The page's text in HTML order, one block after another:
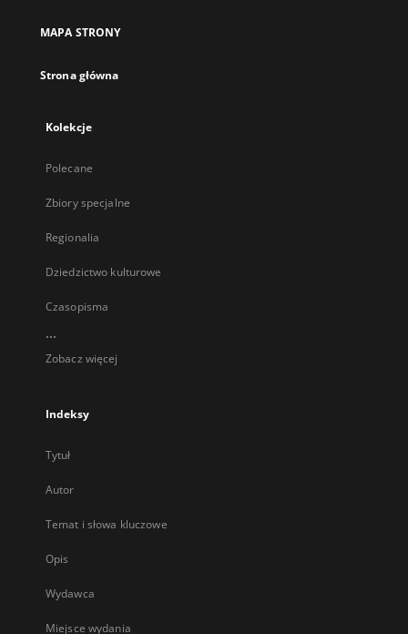
MAPA STRONY
Strona główna
Kolekcje
Polecane
Zbiory specjalne
Regionalia
Dziedzictwo kulturowe
Czasopisma
...
Zobacz więcej
Indeksy
Tytuł
Autor
Temat i słowa kluczowe
Opis
Wydawca
Miejsce wydania